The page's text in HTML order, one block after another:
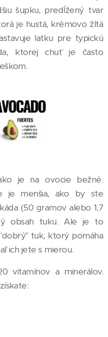
šupku, predĺžený tvar
je hustá, krémovo žltá
latku pre typickú
ktorej chuť je často
je na ovocie bežné.
je menšia, ako by ste
(50 gramov alebo 1,7
obsah tuku. Ale je to
tuk, ktorý pomáha
ich jete s mierou.
vitamínov a minerálov.